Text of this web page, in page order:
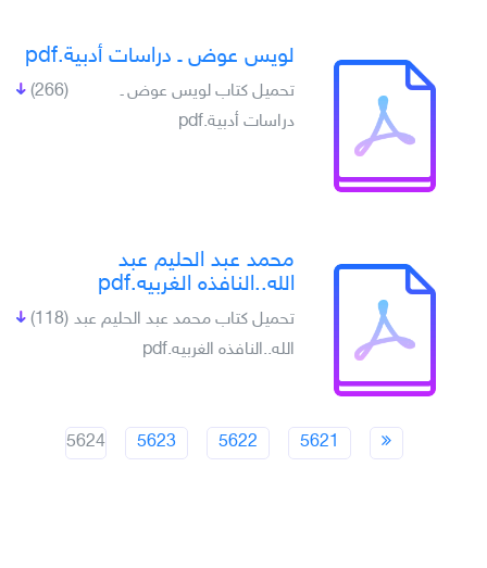
لويس عوض ـ دراسات أدبية.pdf
(266)
تحميل كتاب لويس عوض ـ
دراسات أدبية.pdf
محمد عبد الحليم عبد
الله..النافذه الغربيه.pdf
(118) تحميل كتاب محمد عبد الحليم عبد
الله..النافذه الغربيه.pdf
5621
5622
5623
5624